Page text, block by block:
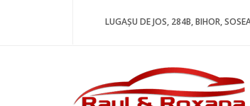
LUGAȘU DE JOS, 284B, BIHOR,